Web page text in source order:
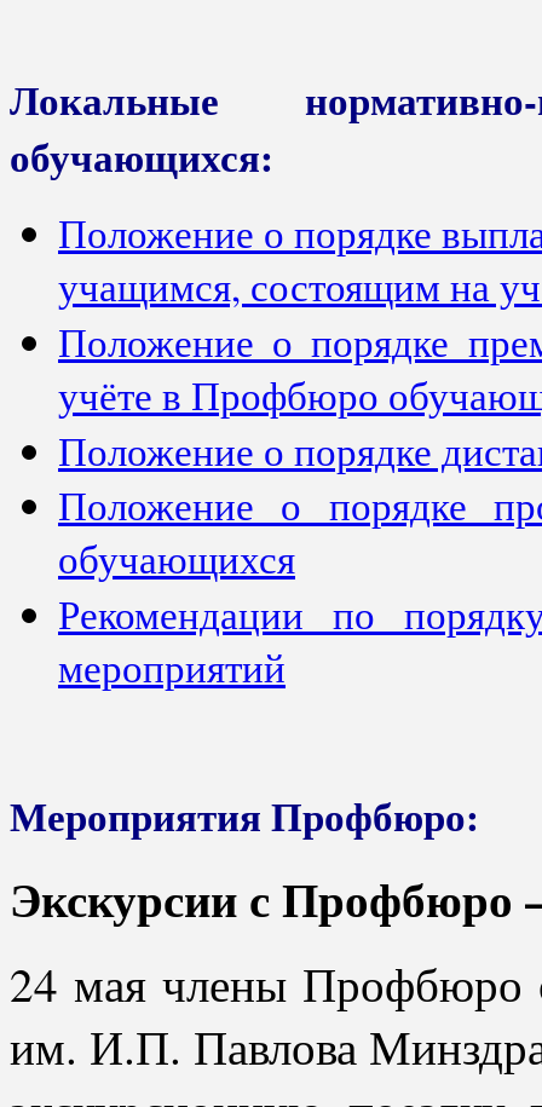
Локальные
обучающихся:
Положение о порядке
учащимся, состоящим на
Положение о порядке
учёте в Профбюро
Положение о порядке
Положение о порядке
обучающихся
Рекомендации по
мероприятий
Мероприятия Профбюро:
Экскурсии с Профбюро
24 мая члены
им. И.П. Павлова